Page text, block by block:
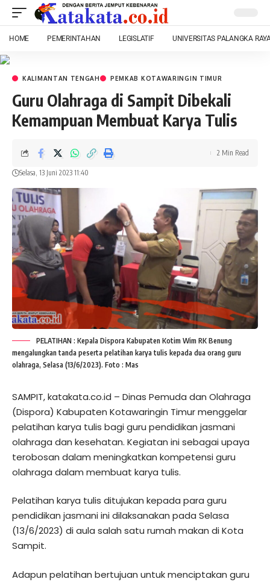
HOME PEMERINTAHAN LEGISLATIF UNIVERSITAS PALANGKA
KALIMANTAN TENGAH PEMKAB KOTAWARINGIN TIMUR
Guru Olahraga di Sampit Dibekali
Kemampuan Membuat Karya Tulis
Selasa, 13 Juni 2023 11:40
2 Min Read
PELATIHAN : Kepala Dispora Kabupaten Kotim Wim RK Benung
mengalungkan tanda peserta pelatihan karya tulis kepada dua orang guru
olahraga, Selasa (13/6/2023). Foto : Mas
SAMPIT, katakata.co.id – Dinas Pemuda dan Olahraga
(Dispora) Kabupaten Kotawaringin Timur menggelar
pelatihan karya tulis bagi guru pendidikan jasmani
olahraga dan kesehatan. Kegiatan ini sebagai upaya
terobosan dalam meningkatkan kompetensi guru
olahraga dalam membuat karya tulis.
Pelatihan karya tulis ditujukan kepada para guru
pendidikan jasmani ini dilaksanakan pada Selasa
(13/6/2023) di aula salah satu rumah makan di Kota
Sampit.
Adapun pelatihan bertujuan untuk menciptakan guru